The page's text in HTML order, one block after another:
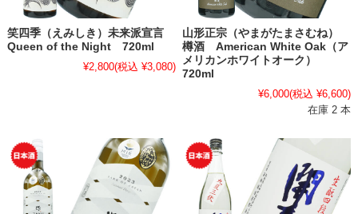
笑四季（えみしき）未来派宣言
Queen of the Night 720ml
¥2,800(税込 ¥3,080)
山形正宗（やまがたまさむね）
樽酒 American White Oak（ア
メリカンホワイトオーク）
720ml
¥6,000(税込 ¥6,600)
在庫 2 本